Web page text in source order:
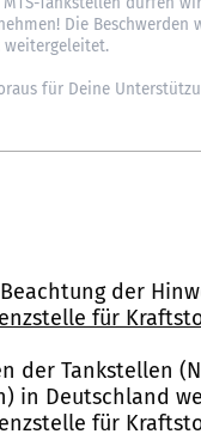
der
für
der Tankstellen
in Deutschland
für